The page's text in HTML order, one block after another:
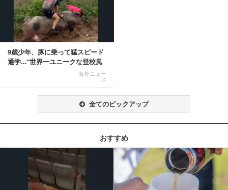
9歳少年、豚に乗って猛スピード
通学…“世界一ユニークな登校風
海外ニュー
ス
全てのピックアップ
おすすめ
記事を読む